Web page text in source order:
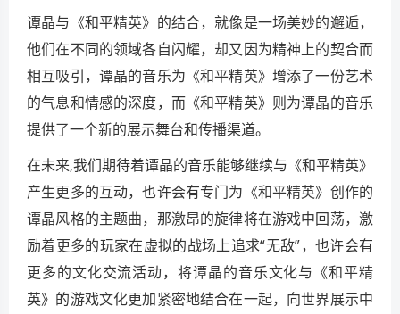
谭晶与《和平精英》的结合，就像是一场美妙的邂逅，
他们在不同的领域各自闪耀，却又因为精神上的契合而
相互吸引，谭晶的音乐为《和平精英》增添了一份艺术
的气息和情感的深度，而《和平精英》则为谭晶的音乐
提供了一个新的展示舞台和传播渠道。
在未来,我们期待着谭晶的音乐能够继续与《和平精英》
产生更多的互动，也许会有专门为《和平精英》创作的
谭晶风格的主题曲，那激昂的旋律将在游戏中回荡，激
励着更多的玩家在虚拟的战场上追求“无敌”，也许会有
更多的文化交流活动，将谭晶的音乐文化与《和平精
英》的游戏文化更加紧密地结合在一起，向世界展示中